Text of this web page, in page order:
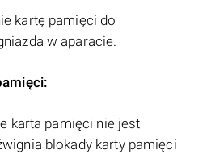
kartę pamięci do
w aparacie.
karta pamięci nie jest
blokady karty pamięci